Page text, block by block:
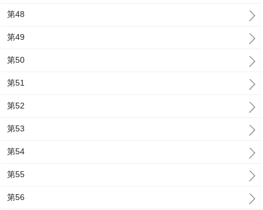
第48
第49
第50
第51
第52
第53
第54
第55
第56